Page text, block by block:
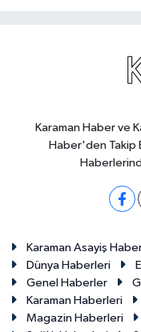
Karaman Haber ve
Haber'den Takip
Karaman Asayiş
Dünya Haberleri
Genel Haberler
Karaman Haberleri
Magazin Haberleri